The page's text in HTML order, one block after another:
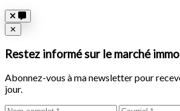
Close
✕
Restez informé sur le marché
Abonnez-vous à ma newsletter pour
jour.